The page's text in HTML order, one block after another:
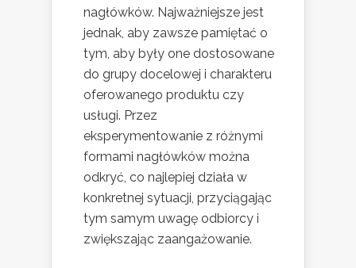
nagłówków. Najważniejsze jest
jednak, aby zawsze pamiętać o
tym, aby były one dostosowane
do grupy docelowej i charakteru
oferowanego produktu czy
usługi. Przez
eksperymentowanie z różnymi
formami nagłówków można
odkryć, co najlepiej działa w
konkretnej sytuacji, przyciągając
tym samym uwagę odbiorcy i
zwiększając zaangażowanie.